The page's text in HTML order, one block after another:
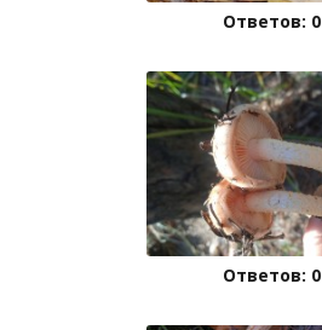
Ответов: 0
Ответов: 0